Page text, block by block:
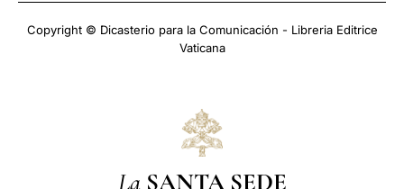
Copyright © Dicasterio para la Comunicación - Libreria Editrice
Vaticana
La SANTA SEDE